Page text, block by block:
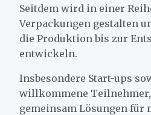
Seitdem wird in einer
Verpackungen gestalten
die Produktion bis zur
entwickeln.
Insbesondere Start-ups
willkommene
gemeinsam Lösungen für